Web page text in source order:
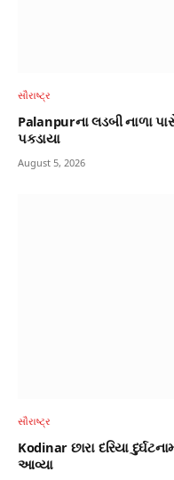
સૌરાષ્ટ્ર
Palanpurના લડબી નાળા
પકડાયા
August 5, 2026
સૌરાષ્ટ્ર
Kodinar છારા દરિયા
આવ્યા